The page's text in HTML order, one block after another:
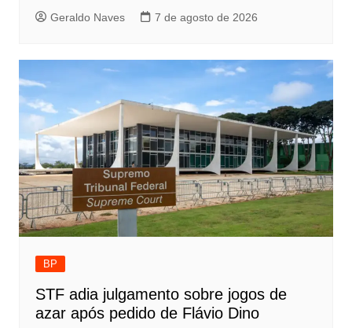
Geraldo Naves 7 de agosto de 2026
BP
STF adia julgamento sobre jogos de
azar após pedido de Flávio Dino